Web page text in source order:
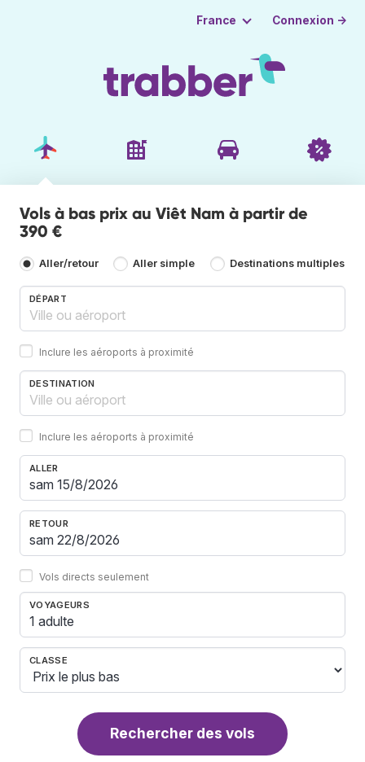
France Connexion →
Vols à bas prix au Viêt Nam à partir de
390 €
Aller/retour Aller simple Destinations multiples
DÉPART
Inclure les aéroports à proximité
DESTINATION
Inclure les aéroports à proximité
ALLER
RETOUR
Vols directs seulement
VOYAGEURS
1 adulte
CLASSE
Rechercher des vols